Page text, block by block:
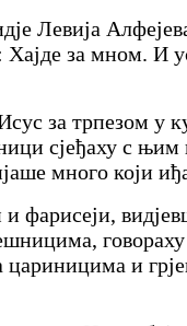
Левија
за мном. И
за трпезом у
сјеђаху с
много који
и